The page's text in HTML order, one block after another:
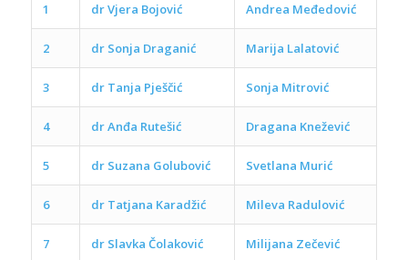
1 dr Vjera Bojović Andrea Međedović
2 dr Sonja Draganić Marija Lalatović
3 dr Tanja Pješčić Sonja Mitrović
4 dr Anđa Rutešić Dragana Knežević
5 dr Suzana Golubović Svetlana Murić
6 dr Tatjana Karadžić Mileva Radulović
7 dr Slavka Čolaković Milijana Zečević